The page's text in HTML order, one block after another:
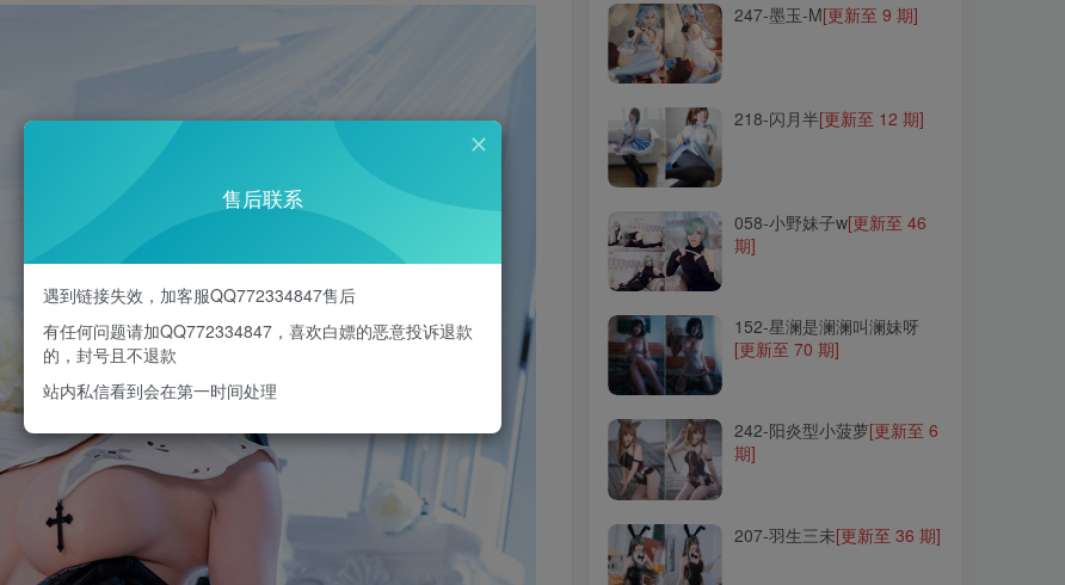
152-星澜是澜澜叫澜妹呀
242-阳炎型小菠萝
247-墨玉-M[更新至 9 期]
218-闪月半[更新至 12 期]
058-小野妹子w[更新至 46
期]
152-星澜是澜澜叫澜妹呀
[更新至 70 期]
242-阳炎型小菠萝[更新至 6
期]
207-羽生三未[更新至 36 期]
售后联系
遇到链接失效，加客服QQ772334847售后
有任何问题请加QQ772334847，喜欢白嫖的恶意投诉退款
的，封号且不退款
站内私信看到会在第一时间处理